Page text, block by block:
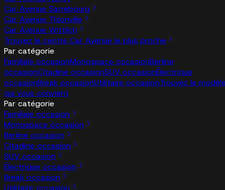
Car Avenue Sarrebourg
Car Avenue Thionville
Car Avenue Wittlich
Trouvez le centre Car Avenue le plus proche
Par catégorie
Familiale occasionMonospace occasionBerline
occasionCitadine occasionSUV occasionÉlectrique
occasionBreak occasionUtilitaire occasionTrouvez le
qui vous convient
Par catégorie
Familiale occasion
Monospace occasion
Berline occasion
Citadine occasion
SUV occasion
Électrique occasion
Break occasion
Utilitaire occasion